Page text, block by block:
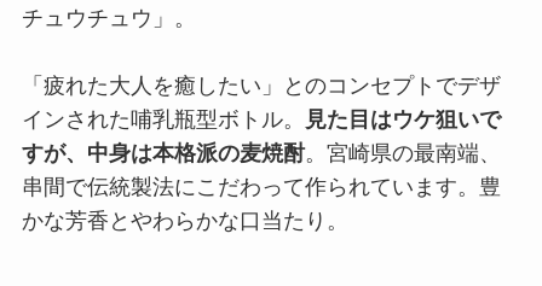
チュウチュウ」。
「疲れた大人を癒したい」とのコンセプトでデザ
インされた哺乳瓶型ボトル。
見た目はウケ狙いで
すが、中身は本格派の麦焼酎。宮崎県の最南端、
串間で伝統製法にこだわって作られています。豊
かな芳香とやわらかな口当たり。